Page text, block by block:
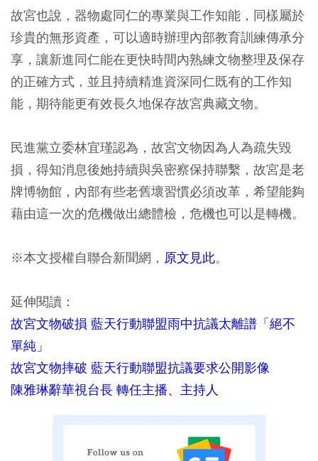
故宮也說，器物處同仁的專業與工作知能，同樣屬於
珍貴的無形資產，可以適時辦理內部教育訓練傳承分
享，讓新進同仁能在更快時間內熟練文物整理及保存
的正確方式，並且持續精進資深同仁既有的工作知
能，期待能更有效長久地保存故宮典藏文物。
民進黨立委林宜瑾認為，故宮文物因為人為疏失毀
損，得知消息後她持續與吳密察保持聯繫，故宮是老
牌博物館，內部有些老舊壞習慣必須改革，希望能夠
藉由這一次的危機做出總體檢，危機也可以是轉機。
※本文授權自聯合新聞網， 原文見此。
延伸閱讀：
故宮文物破損 藍天行動聯盟雨中抗議太離譜「絕不
單純」
故宮文物摔破 藍天行動聯盟抗議要求公開影像
陳雅琳辭華視台長 轉任主播、主持人